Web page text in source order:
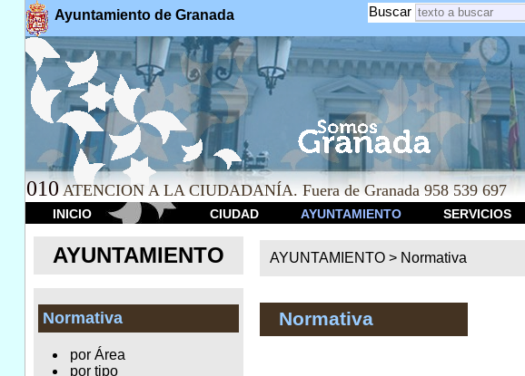
Ayuntamiento de Granada Buscar
010 ATENCION A LA CIUDADANÍA. Fuera de Granada 958 539 697
INICIO CIUDAD AYUNTAMIENTO SERVICIOS
AYUNTAMIENTO
Normativa
por Área
por tipo
AYUNTAMIENTO > Normativa
Normativa